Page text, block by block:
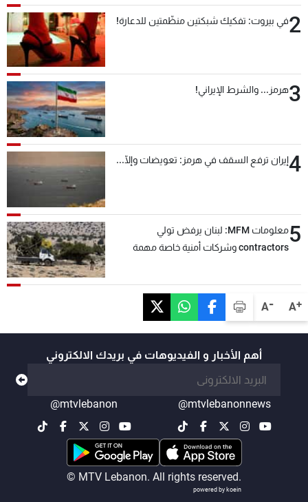
A+
A-
2في بيروت: تفكيك شبكتين منظّمتين للدعارة!
3هرمز... والشرط الإيراني!
4إيران ترفع السقف في هرمز: تعويضات وإلّا...
5
معلومات MFM: لبنان يرفض تولي
contractors وشركات أمنية خاصة مهمة
أهم الأخبار و الفيديوهات في بريدك الالكتروني
@mtvlebanonnews
@mtvlebanon
© MTV Lebanon. All rights reserved.
powered by koein